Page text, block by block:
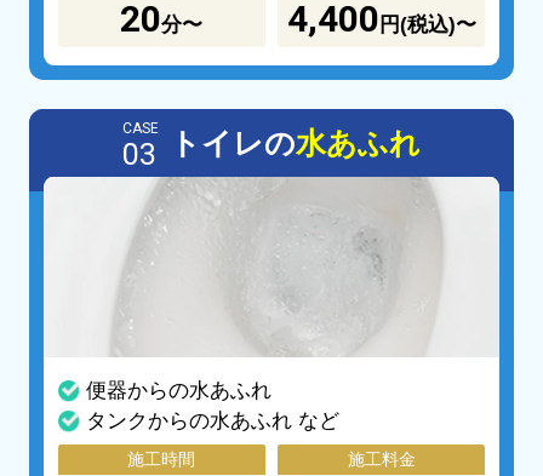
20分〜 4,400 円(税込)〜
CASE
03 トイレの水あふれ
便器からの水あふれ
タンクからの水あふれ など
施工時間 施工料金